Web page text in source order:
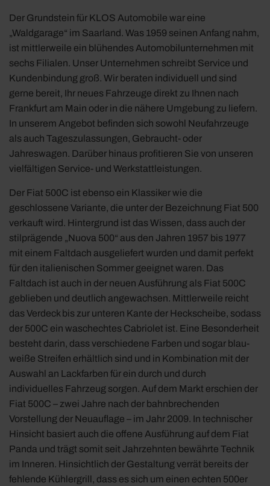
Der Grundstein für KLOS Automobile war eine
„Waldgarage“ im Saarland. Was 1959 seinen Anfang nahm,
ist mittlerweile ein blühendes Automobilunternehmen mit
sechs Filialen. Unser Unternehmen schreibt Service und
Kundenbindung groß. Wir beraten individuell und sind
gerne bereit, Ihr neues Fahrzeuge direkt zu Ihnen nach
Frankfurt am Main oder in die nähere Umgebung zu liefern.
In unserem Angebot befinden sich sowohl Neufahrzeuge
als auch Tageszulassungen, Gebraucht- oder
Jahreswagen. Darüber hinaus profitieren Sie von unseren
vielfältigen Service- und Werkstattleistungen.
Der Fiat 500C ist ebenso ein Klassiker wie die
geschlossene Variante, die unter der Bezeichnung Fiat 500
verkauft wird. Hintergrund ist das Wissen, dass auch der
stilprägende „Nuova 500“ aus den Jahren 1957 bis 1977
mit einem Faltdach ausgeliefert wurden und damit perfekt
für den italienischen Sommer geeignet waren. Das
Faltdach ist auch in der neuen Ausführung als Fiat 500C
geblieben und deutlich angewachsen. Mittlerweile reicht
das Verdeck bis zur unteren Kante der Heckscheibe, sodass
der 500C ein waschechtes Cabriolet ist. Eine Besonderheit
besteht darin, dass verschiedene Farben und sogar blau-
weiße Streifen erhältlich sind und in Kombination mit der
Auswahl an Lackfarben für ein durch und durch
individuelles Fahrzeug sorgen. Auf dem Markt erschien der
Fiat 500C – zwei Jahre nach der bahnbrechenden
Vorstellung der Neuauflage – im Jahr 2009. In technischer
Hinsicht basiert auch die offene Ausführung auf dem Fiat
Panda und trägt somit seit Jahrzehnten bewährte Technik
im Inneren. Hinsichtlich der Gestaltung verrät bereits der
fehlende Kühlergrill, dass es sich um einen echten 500er